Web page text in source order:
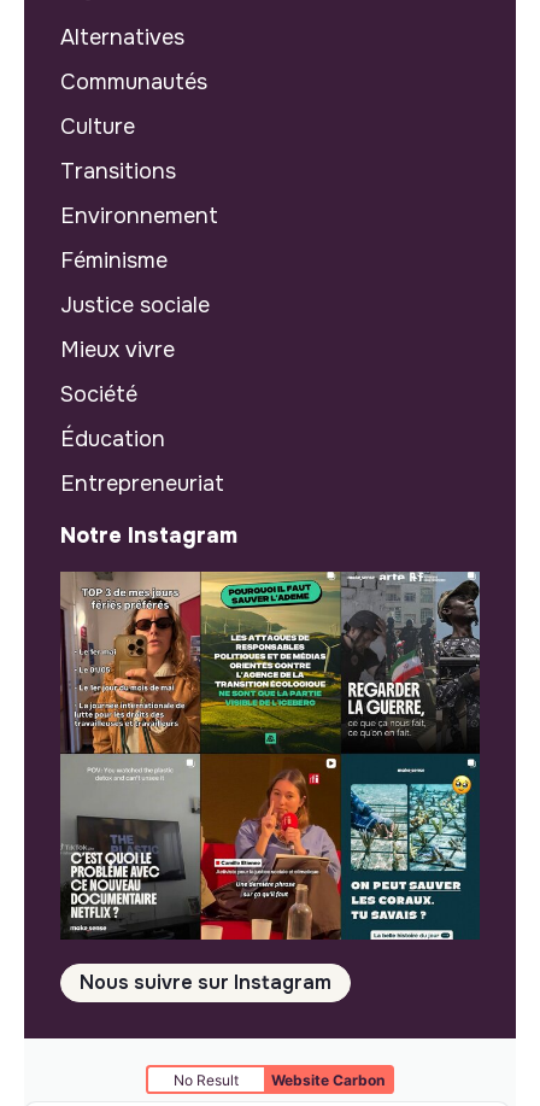
Alternatives
Communautés
Culture
Transitions
Environnement
Féminisme
Justice sociale
Mieux vivre
Société
Éducation
Entrepreneuriat
Notre Instagram
Nous suivre sur Instagram
No Result Website Carbon